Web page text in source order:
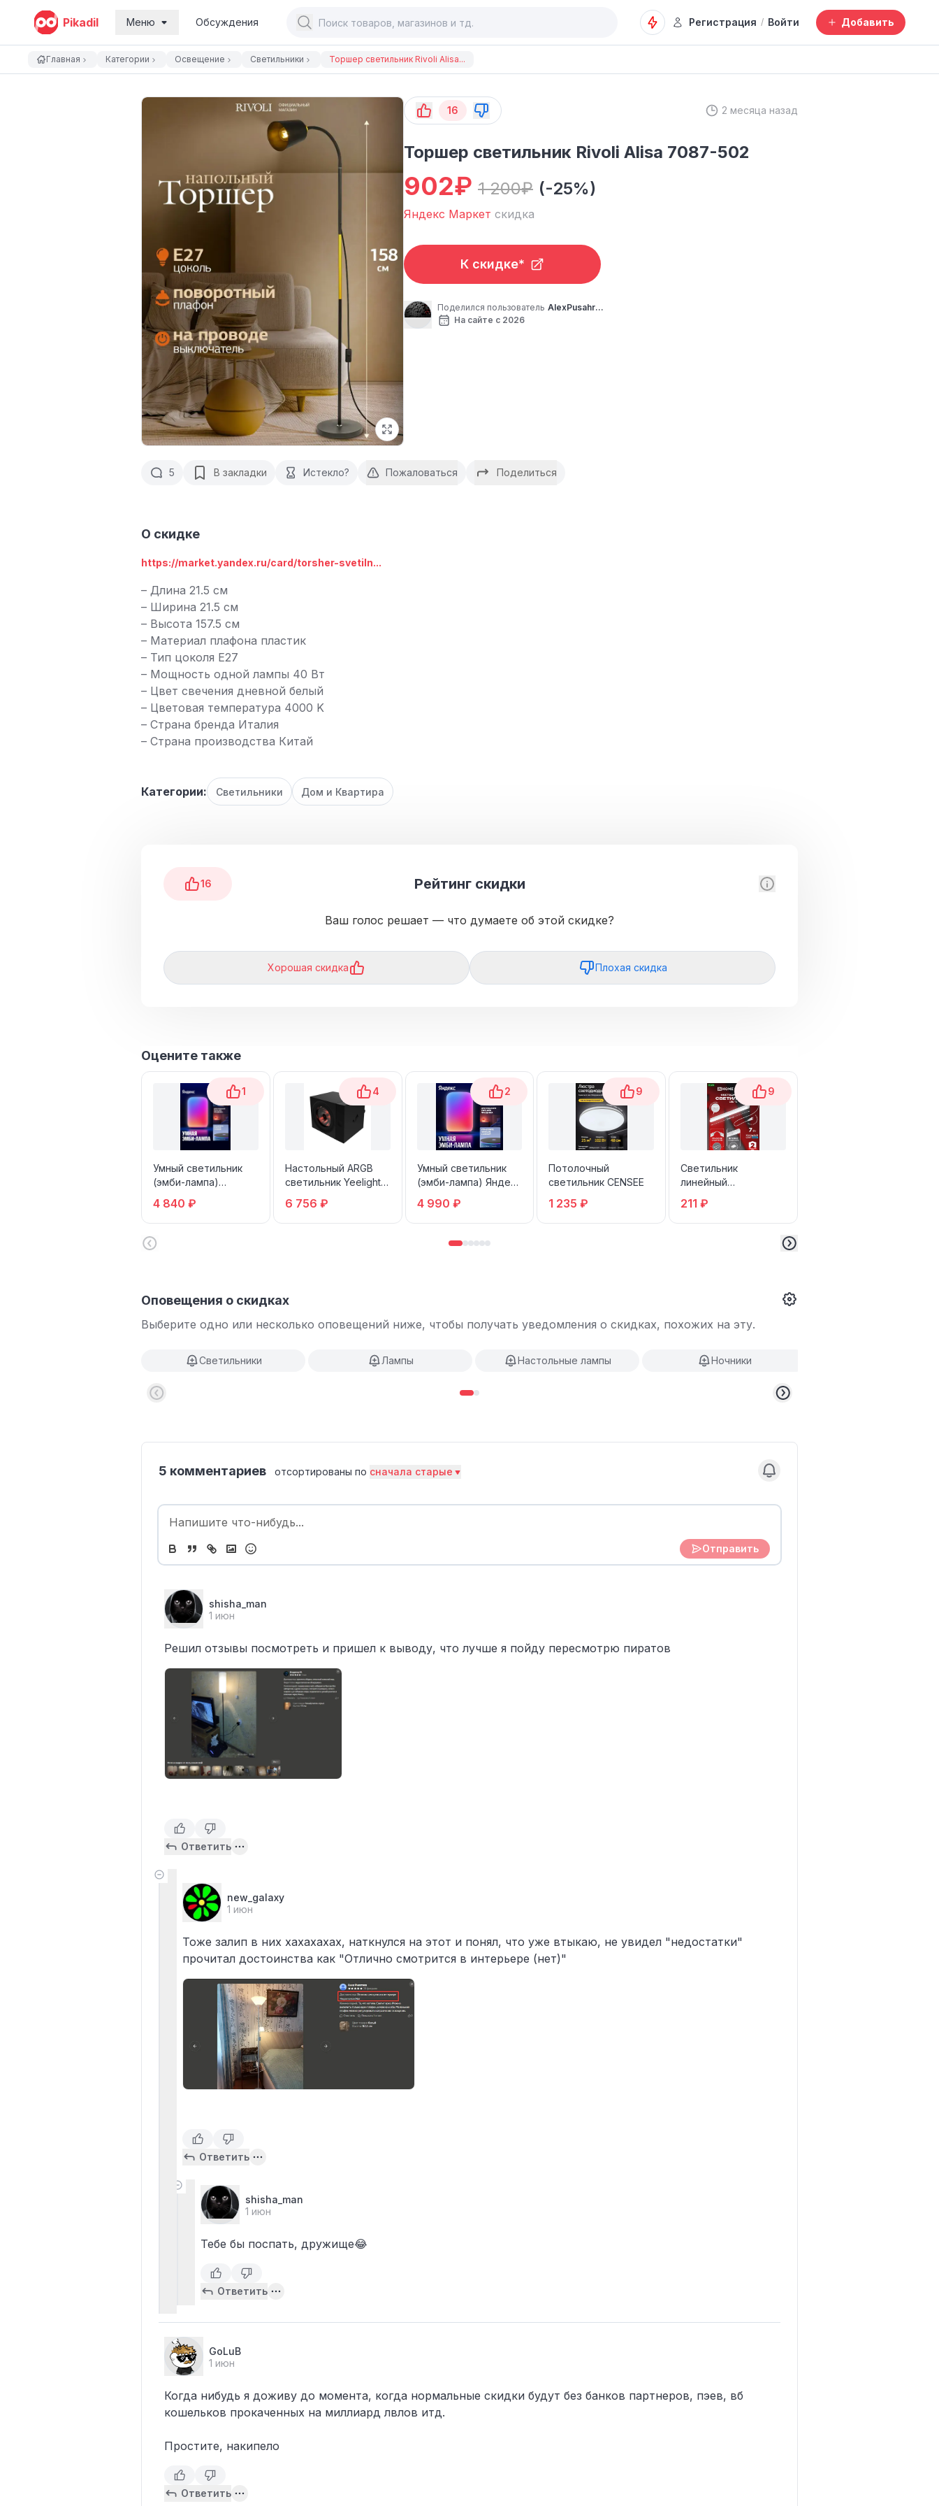
Pikadil Меню Обсуждения Регистрация / Войти Добавить
Главная Категории Освещение Светильники Торшер светильник Rivoli Alisa...
16 2 месяца назад
Торшер светильник Rivoli Alisa 7087-502
902₽ 1 200₽ (-25%)
Яндекс Маркет скидка
К скидке*
Поделился пользователь AlexPusahrov
На сайте с 2026
5 В закладки Истекло? Пожаловаться Поделиться
О скидке
https://market.yandex.ru/card/torsher-svetiln...
– Длина 21.5 см
– Ширина 21.5 см
– Высота 157.5 см
– Материал плафона пластик
– Тип цоколя E27
– Мощность одной лампы 40 Вт
– Цвет свечения дневной белый
– Цветовая температура 4000 K
– Страна бренда Италия
– Страна производства Китай
Категории: Светильники Дом и Квартира
16 Рейтинг скидки
Ваш голос решает — что думаете об этой скидке?
Хорошая скидка Плохая скидка
Оцените также
1
Умный светильник
(эмби-лампа)
Алисой (YNDX-
00560)
4 840 ₽
4
Настольный ARGB
светильник Yeelight
Atmosphere Light-
Color Light-Spotlight
6 756 ₽
2
Умный светильник
(эмби-лампа) Яндекс
YNDX-00560
4 990 ₽
9
Потолочный
светильник CENSEE
1 235 ₽
9
Светильник
линейный
настенный 7Вт
6500К
211 ₽
Оповещения о скидках
Выберите одно или несколько оповещений ниже, чтобы получать уведомления о скидках, похожих на эту.
Светильники Лампы Настольные лампы Ночники
5 комментариев отсортированы по сначала старые
Отправить
shisha_man
1 июн
Решил отзывы посмотреть и пришел к выводу, что лучше я пойду пересмотрю пиратов
Ответить
new_galaxy
1 июн
Тоже залип в них хахахахах, наткнулся на этот и понял, что уже втыкаю, не увидел "недостатки"
прочитал достоинства как "Отлично смотрится в интерьере (нет)"
Ответить
shisha_man
1 июн
Тебе бы поспать, дружище😂
Ответить
GoLuB
1 июн
Когда нибудь я доживу до момента, когда нормальные скидки будут без банков партнеров, пэев, вб
кошельков прокаченных на миллиард лвлов итд.
Простите, накипело
Ответить